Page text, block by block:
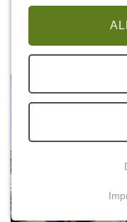
Forstamt